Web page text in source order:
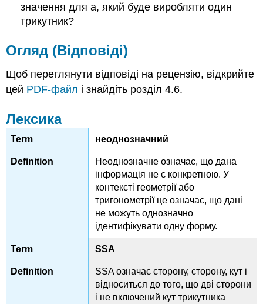
значення для a, який буде виробляти один
трикутник?
Огляд (Відповіді)
Щоб переглянути відповіді на рецензію, відкрийте
цей PDF-файл і знайдіть розділ 4.6.
Лексика
неоднозначний
Неоднозначне означає, що дана
інформація не є конкретною. У
контексті геометрії або
тригонометрії це означає, що дані
не можуть однозначно
ідентифікувати одну форму.
SSA
SSA означає сторону, сторону, кут і
відноситься до того, що дві сторони
і не включений кут трикутника